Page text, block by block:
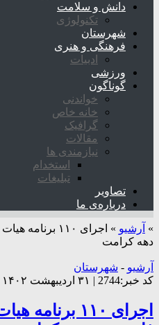
دانش و سلامت
تکنولوژی
شهرستان
فرهنگی و هنری
ادبیات
ورزشی
گوناگون
خواندنی
خانه خاص
گرافیک
مقالات
نیازمندی ها
استخدام
تبلیغات
تصاویر
درباره‌ی ما
» آرشیو »
اجرای ۱۱۰
دهه کرامت
آرشیو - شهرستان
کد خبر:2744 | ۳۱ اردیبهشت ۱۴۰۲ ساعت ۱۹:۰۹
اجرای ۱۱۰